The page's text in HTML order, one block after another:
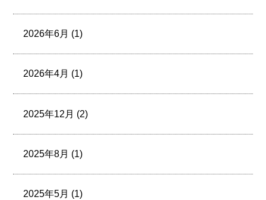
2026年6月 (1)
2026年4月 (1)
2025年12月 (2)
2025年8月 (1)
2025年5月 (1)